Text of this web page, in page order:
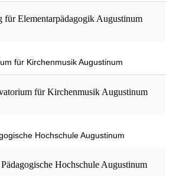
für Kirchenmusik Augustinum
Hochschule Augustinum